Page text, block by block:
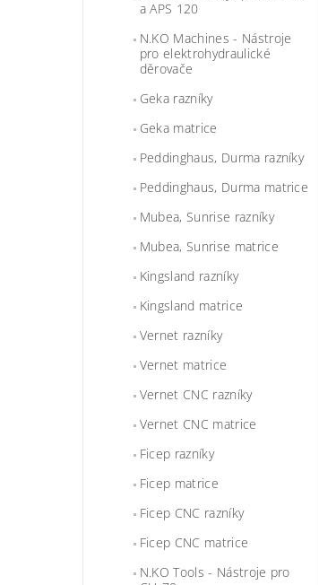
a APS 120
N.KO Machines - Nástroje
pro elektrohydraulické
děrovače
Geka razníky
Geka matrice
Peddinghaus, Durma razníky
Peddinghaus, Durma matrice
Mubea, Sunrise razníky
Mubea, Sunrise matrice
Kingsland razníky
Kingsland matrice
Vernet razníky
Vernet matrice
Vernet CNC razníky
Vernet CNC matrice
Ficep razníky
Ficep matrice
Ficep CNC razníky
Ficep CNC matrice
N.KO Tools - Nástroje pro